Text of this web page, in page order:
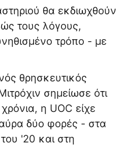
θα εκδιωχθούν
τους λόγους,
τρόπο - με
θρησκευτικός
σημείωσε ότι
η UOC είχε
δύο φορές - στα
'20 και στη